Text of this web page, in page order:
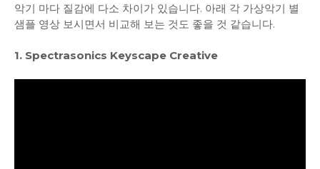
악기 마다 질감에 다소 차이가 있습니다. 아래 각 가상악기 별
샘플 영상 보시면서 비교해 보는 것도 좋을 것 같습니다.
1. Spectrasonics Keyscape Creative